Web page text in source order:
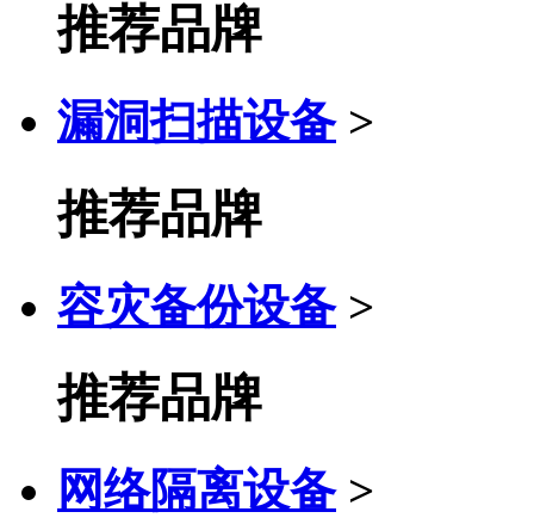
推荐品牌
漏洞扫描设备 >
推荐品牌
容灾备份设备 >
推荐品牌
网络隔离设备 >